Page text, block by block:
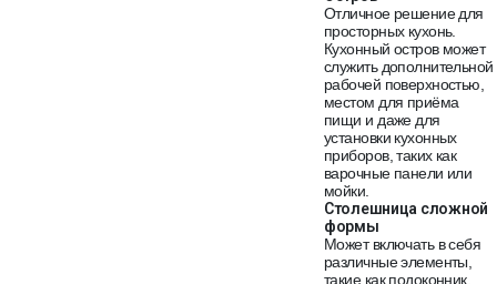
Отличное решение для
просторных кухонь.
Кухонный остров может
служить дополнительной
рабочей поверхностью,
местом для приёма
пищи и даже для
установки кухонных
приборов, таких как
варочные панели или
мойки.
Столешница сложной
формы
Может включать в себя
различные элементы,
такие как подоконник,